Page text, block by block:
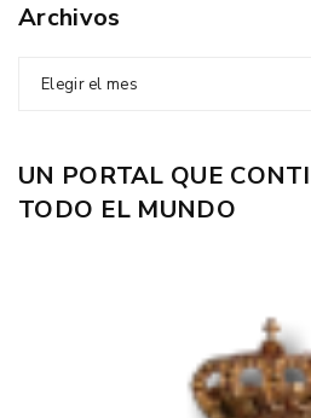
Archivos
Elegir el mes
UN PORTAL QUE
TODO EL MUNDO